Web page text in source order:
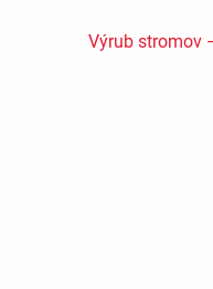
Výrub stromov